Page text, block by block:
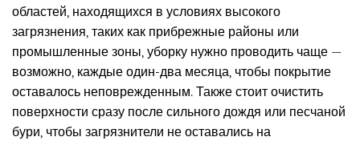
областей, находящихся в условиях высокого
загрязнения, таких как прибрежные районы или
промышленные зоны, уборку нужно проводить чаще —
возможно, каждые один-два месяца, чтобы покрытие
оставалось неповрежденным. Также стоит очистить
поверхности сразу после сильного дождя или песчаной
бури, чтобы загрязнители не оставались на